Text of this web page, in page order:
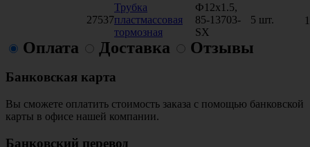
27537
Трубка
пластмассовая
тормозная
Ф12х1.5,
85-13703-
SX
5 шт.
Оплата Доставка Отзывы
Банковская карта
Вы сможете оплатить стоимость заказа с помощью банковской
карты в офисе нашей компании.
Банковский перевод